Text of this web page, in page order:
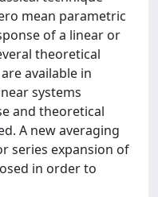
mean parametric
of a linear or
theoretical
available in
systems
and theoretical
A new averaging
series expansion of
in order to